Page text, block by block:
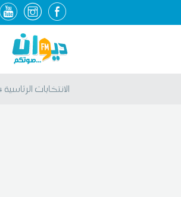
الانتخابات الرئاسية 2024